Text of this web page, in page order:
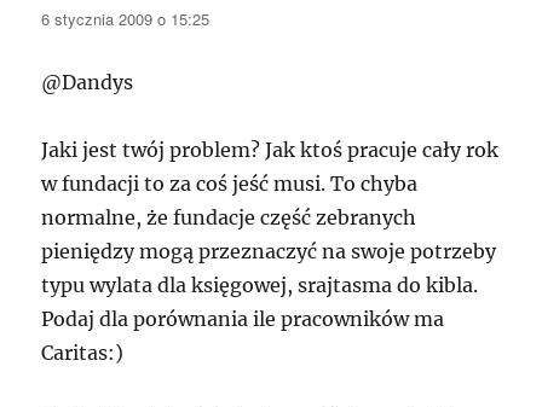
6 stycznia 2009 o 15:25
@Dandys
Jaki jest twój problem? Jak ktoś pracuje cały rok
w fundacji to za coś jeść musi. To chyba
normalne, że fundacje część zebranych
pieniędzy mogą przeznaczyć na swoje potrzeby
typu wylata dla księgowej, srajtasma do kibla.
Podaj dla porównania ile pracowników ma
Caritas:)